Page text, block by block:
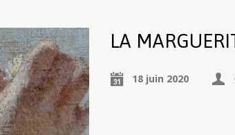
LA
18 juin 2020